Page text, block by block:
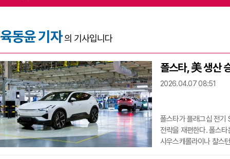
육동윤 기자 의 기사입니다
폴스타, 美 생산
2026.04.07 08:51
폴스타가 플래그십 전기
전략을 재편한다. 폴스
사우스캐롤라이나 찰스